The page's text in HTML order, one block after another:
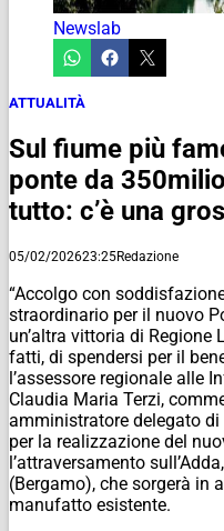
Newslab
ATTUALITÀ
Sul fiume più
ponte da
tutto: c’è una
05/02/202623:25Redazione
“Accolgo con
straordinario per il nuovo
un’altra vittoria di Regione
fatti, di spendersi per il
l’assessore regionale alle
Claudia Maria Terzi,
amministratore delegato
per la realizzazione del
l’attraversamento
(Bergamo), che sorgerà in
manufatto esistente.